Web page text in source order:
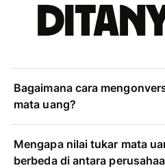
Bagaimana cara
mata uang?
Mengapa nilai tukar mata
berbeda di antara